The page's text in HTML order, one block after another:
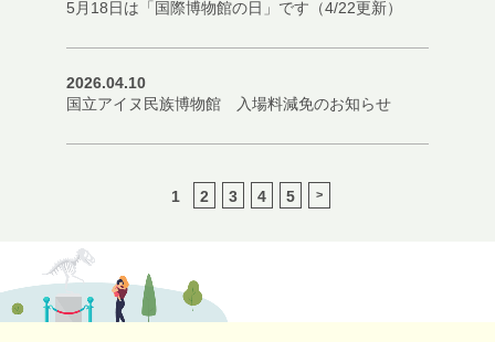
5月18日は「国際博物館の日」です（4/22更新）
2026.04.10
国立アイヌ民族博物館 入場料減免のお知らせ
1 2 3 4 5 >